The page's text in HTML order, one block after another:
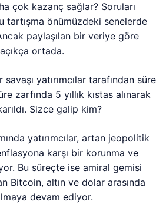
çok kazanç sağlar? Soruları
tartışma önümüzdeki senelerde
paylaşılan bir veriye göre
ortada.
yatırımcılar tarafından süre
zarfında 5 yıllık kıstas alınarak
Sizce galip kim?
yatırımcılar, artan jeopolitik
karşı bir korunma ve
Bu süreçte ise amiral gemisi
Bitcoin, altın ve dolar arasında
devam ediyor.